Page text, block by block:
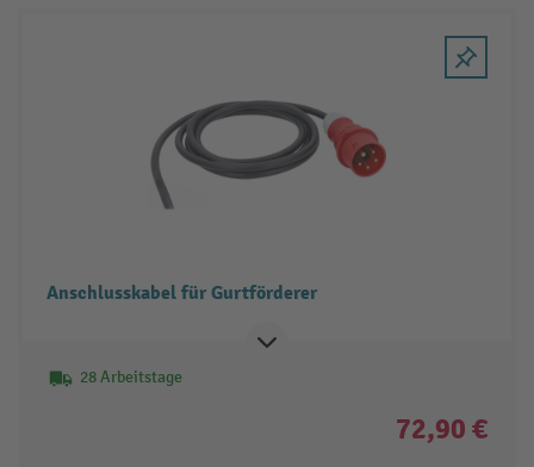
Anschlusskabel für Gurtförderer
28 Arbeitstage
72,90 €